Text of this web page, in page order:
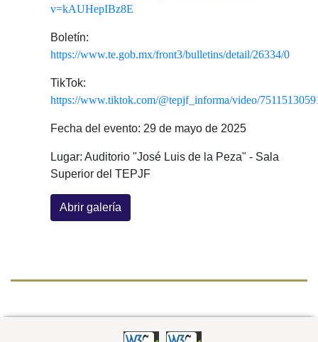
v=kAUHepIBz8E
Boletín:
https://www.te.gob.mx/front3/bulletins/detail/26334/0
TikTok:
https://www.tiktok.com/@tepjf_informa/video/
Fecha del evento: 29 de mayo de 2025
Lugar: Auditorio "José Luis de la Peza" - Sala
Superior del TEPJF
Abrir galería